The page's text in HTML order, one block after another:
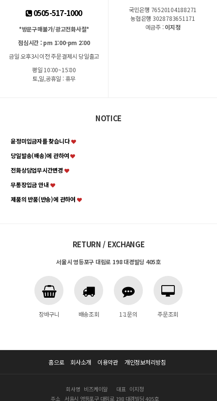
0505-517-1000
*방문구매불가/광고전화사절*
점심시간 : pm 1:00-pm 2:00
금일 오후3시이전 주문결제시 당일출고
평일 10:00~15:00
토,일,공휴일 : 휴무
국민은행 76520104188271
농협은행 3028783651171
예금주 :이지정
NOTICE
윤정미입금자를 찾습니다
당일발송(배송)에 관하여
전화상담업무시간변경
무통장입금 안내
제품의 반품(반송)에 관하여
RETURN / EXCHANGE
서울시 영등포구 대림로 198 대경빌딩 405호
장바구니 배송조회 1:1문의 주문조회
홈으로 회사소개 이용약관 개인정보처리방침
회사명 비즈케이알 대표 이지정
주소
서울시 영등포구 대림로 198 대경빌딩 405호